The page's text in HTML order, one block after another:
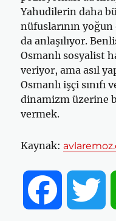
Yahudilerin daha
nüfuslarının
da anlaşılıyor.
Osmanlı sosyalist
veriyor, ama asıl
Osmanlı işçi
dinamizm üzerine
vermek.
Kaynak: